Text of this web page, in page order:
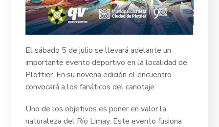
El sábado 5 de julio se llevará adelante un
importante evento deportivo en la localidad de
Plottier. En su novena edición el encuentro
convocará a los fanáticos del canotaje.
Uno de los objetivos es poner en valor la
naturaleza del Río Limay. Este evento fusiona